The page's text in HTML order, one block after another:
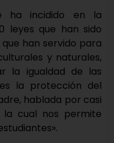
ha incidido en la
leyes que han sido
han servido para
y naturales,
la igualdad de las
la protección del
hablada por casi
la cual nos permite